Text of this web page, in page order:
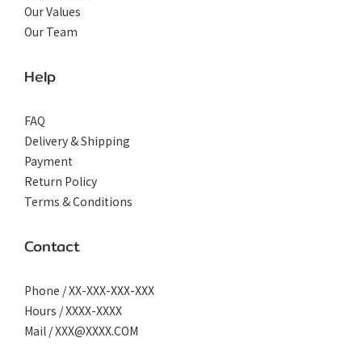
Our Values
Our Team
Help
FAQ
Delivery & Shipping
Payment
Return Policy
Terms & Conditions
Contact
Phone / XX-XXX-XXX-XXX
Hours / XXXX-XXXX
Mail / XXX@XXXX.COM